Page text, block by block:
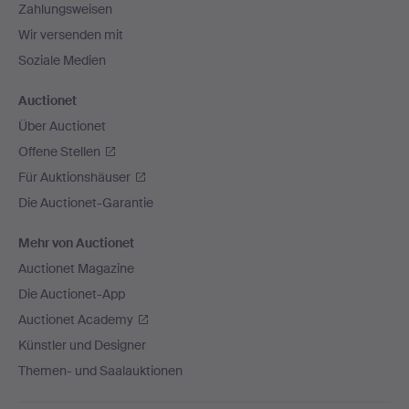
Zahlungsweisen
Wir versenden mit
Soziale Medien
Auctionet
Über Auctionet
Offene Stellen
Für Auktionshäuser
Die Auctionet-Garantie
Mehr von Auctionet
Auctionet Magazine
Die Auctionet-App
Auctionet Academy
Künstler und Designer
Themen- und Saalauktionen